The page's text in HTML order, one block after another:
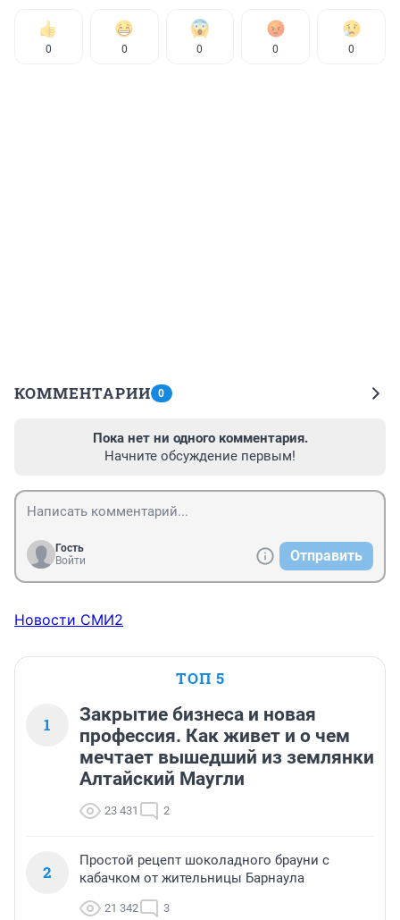
0 0 0 0 0
КОММЕНТАРИИ 0
Пока нет ни одного комментария.
Начните обсуждение первым!
Гость
Войти
Отправить
Новости СМИ2
ТОП 5
1
Закрытие бизнеса и новая
профессия. Как живет и о чем
мечтает вышедший из землянки
Алтайский Маугли
23 431 2
2
Простой рецепт шоколадного брауни с
кабачком от жительницы Барнаула
21 342 3